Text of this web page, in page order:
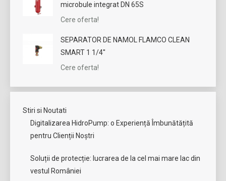
microbule integrat DN 65S
Cere oferta!
SEPARATOR DE NAMOL FLAMCO CLEAN
SMART 1 1/4''
Cere oferta!
Stiri si Noutati
Digitalizarea HidroPump: o Experiență Îmbunătățită
pentru Clienții Noștri
Soluții de protecție: lucrarea de la cel mai mare lac din
vestul României